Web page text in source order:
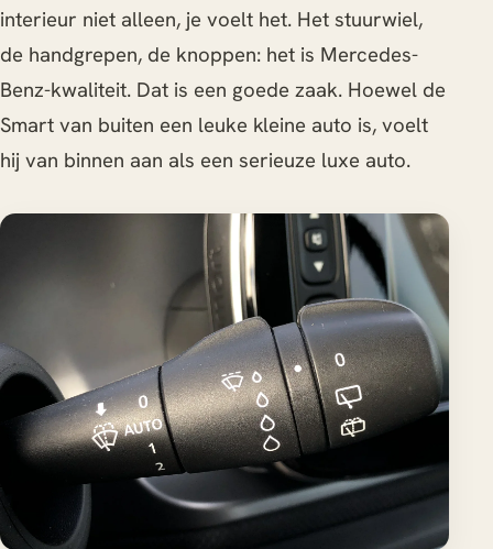
interieur niet alleen, je voelt het. Het stuurwiel,
de handgrepen, de knoppen: het is Mercedes-
Benz-kwaliteit. Dat is een goede zaak. Hoewel de
Smart van buiten een leuke kleine auto is, voelt
hij van binnen aan als een serieuze luxe auto.